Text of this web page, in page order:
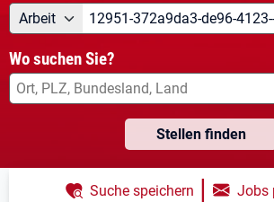
Angebotsart
Arbeit Was suchen Sie?
Wo suchen Sie?
Stellen finden
Suche speichern | Jobs